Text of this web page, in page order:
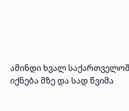
ამინდი ხვალ
იქნება მზე და სად წვიმა